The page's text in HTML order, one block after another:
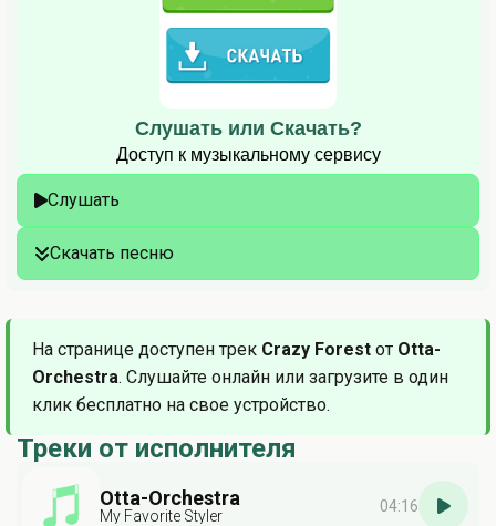
Слушать или Скачать?
Доступ к музыкальному сервису
Слушать
Скачать песню
На странице доступен трек Crazy Forest от Otta-
Orchestra. Слушайте онлайн или загрузите в один
клик бесплатно на свое устройство.
Треки от исполнителя
Otta-Orchestra
My Favorite Styler
04:16